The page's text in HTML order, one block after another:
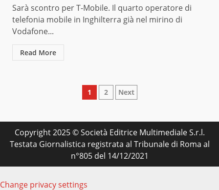
Sarà scontro per T-Mobile. Il quarto operatore di
telefonia mobile in Inghilterra già nel mirino di
Vodafone...
Read More
Paginazione
articoli
1 2 Next
Copyright 2025 © Società Editrice Multimediale S.r.l.
Testata Giornalistica registrata al Tribunale di Roma al
n°805 del 14/12/2021
Change privacy settings